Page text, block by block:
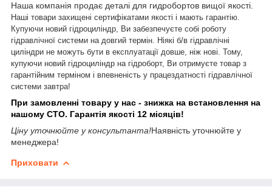
Наша компанія продає деталі для гидробортов вищої якості.
Наші товари захищені сертифікатами якості і мають гарантію.
Купуючи новий гідроциліндр, Ви забезпечуєте собі роботу
гідравлічної системи на довгий термін. Ніякі б/в гідравлічні
циліндри не можуть бути в експлуатації довше, ніж нові. Тому,
купуючи новий гідроциліндр на гідроборт, Ви отримуєте товар з
гарантійним терміном і впевненість у працездатності гідравлічної
системи завтра!
При замовленні товару у нас - знижка на встановлення на
нашому СТО. Гарантія якості 12 місяців!
Ціну уточнюйте у консультанта!Наявність уточнюйте у
менеджера!
Приховати